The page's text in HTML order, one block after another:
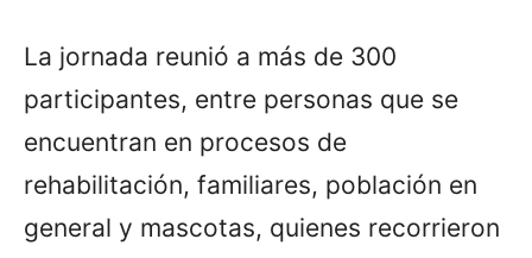
La jornada reunió a más de 300
participantes, entre personas que se
encuentran en procesos de
rehabilitación, familiares, población en
general y mascotas, quienes recorrieron